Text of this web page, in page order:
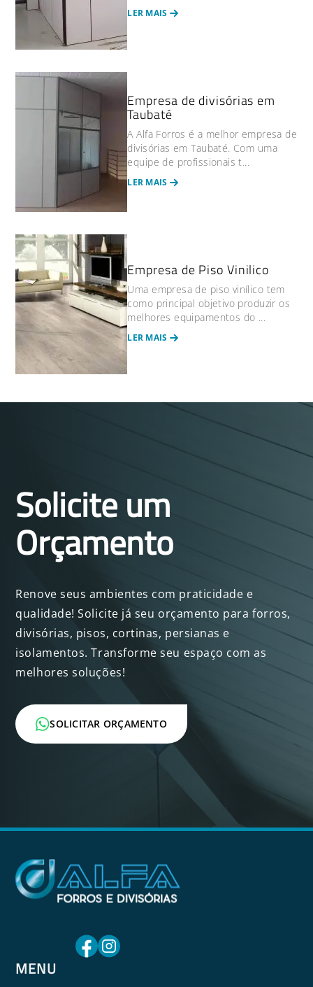
LER MAIS
Empresa de divisórias em
Taubaté
A Alfa Forros é a melhor empresa de
divisórias em Taubaté. Com uma
equipe de profissionais t...
LER MAIS
Empresa de Piso Vinilico
Uma empresa de piso vinílico tem
como principal objetivo produzir os
melhores equipamentos do ...
LER MAIS
Solicite um
Orçamento
Renove seus ambientes com praticidade e
qualidade! Solicite já seu orçamento para forros,
divisórias, pisos, cortinas, persianas e
isolamentos. Transforme seu espaço com as
melhores soluções!
SOLICITAR ORÇAMENTO
MENU